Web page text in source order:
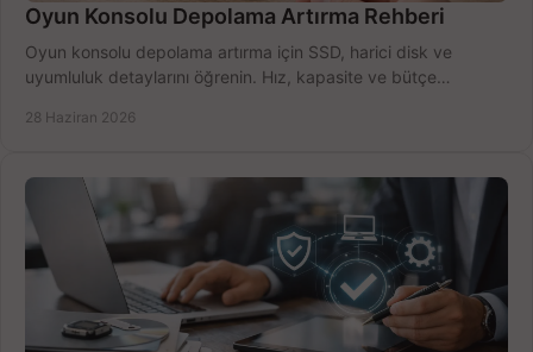
Oyun Konsolu Depolama Artırma Rehberi
Oyun konsolu depolama artırma için SSD, harici disk ve
uyumluluk detaylarını öğrenin. Hız, kapasite ve bütçe
28 Haziran 2026